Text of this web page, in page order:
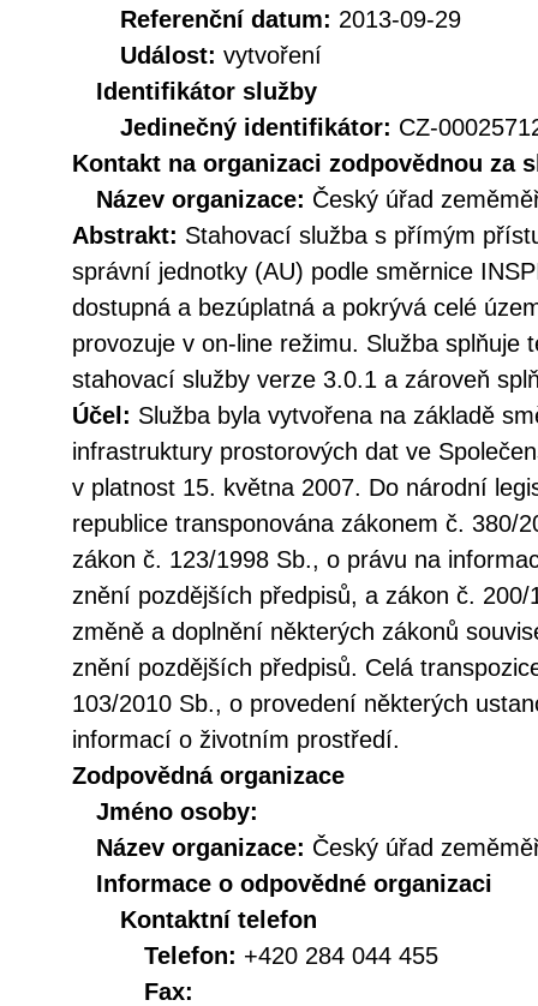
Referenční datum: 2013-09-29
Událost: vytvoření
Identifikátor služby
Jedinečný identifikátor: CZ-
Kontakt na organizaci zodpovědnou za
Název organizace: Český úřad
Abstrakt: Stahovací služba s přímým
správní jednotky (AU) podle směrnice
dostupná a bezúplatná a pokrývá celé
provozuje v on-line režimu. Služba splňuje
stahovací služby verze 3.0.1 a zároveň
Účel: Služba byla vytvořena na základě
infrastruktury prostorových dat ve
v platnost 15. května 2007. Do národní
republice transponována zákonem č. 380/
zákon č. 123/1998 Sb., o právu na
znění pozdějších předpisů, a zákon č.
změně a doplnění některých zákonů
znění pozdějších předpisů. Celá
103/2010 Sb., o provedení některých
informací o životním prostředí.
Zodpovědná organizace
Jméno osoby:
Název organizace: Český úřad
Informace o odpovědné organizaci
Kontaktní telefon
Telefon: +420 284 044 455
Fax: